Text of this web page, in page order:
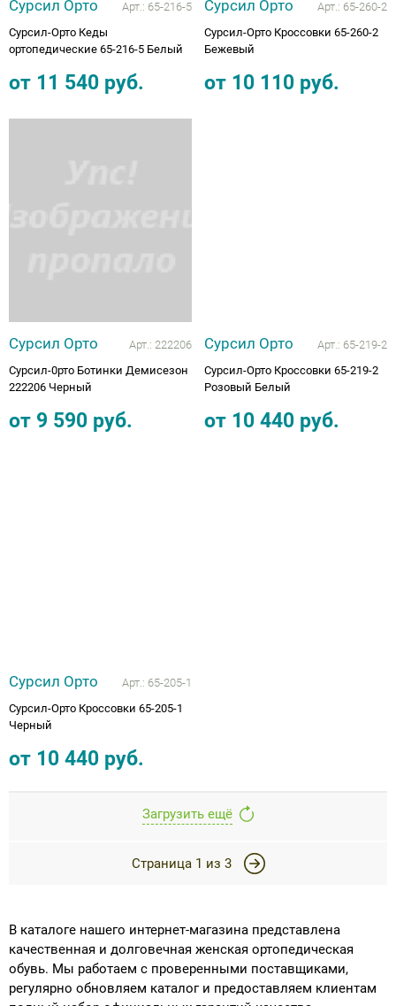
Сурсил Орто Арт.: 65-216-5
Сурсил-Орто Кеды
ортопедические 65-216-5 Белый
от 11 540 руб.
Сурсил Орто Арт.: 65-260-2
Сурсил-Орто Кроссовки 65-260-2
Бежевый
от 10 110 руб.
Сурсил Орто Арт.: 222206
Сурсил-0рто Ботинки Демисезон
222206 Черный
от 9 590 руб.
Сурсил Орто Арт.: 65-219-2
Сурсил-Орто Кроссовки 65-219-2
Розовый Белый
от 10 440 руб.
Сурсил Орто Арт.: 65-205-1
Сурсил-Орто Кроссовки 65-205-1
Черный
от 10 440 руб.
Загрузить ещё
Страница 1 из 3
В каталоге нашего интернет-магазина представлена
качественная и долговечная женская ортопедическая
обувь. Мы работаем с проверенными поставщиками,
регулярно обновляем каталог и предоставляем клиентам